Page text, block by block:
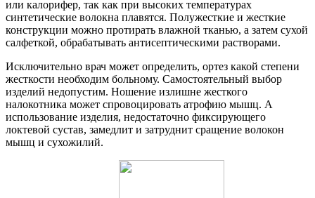
или калорифер, так как при высоких температурах
синтетические волокна плавятся. Полужесткие и жесткие
конструкции можно протирать влажной тканью, а затем сухой
салфеткой, обрабатывать антисептическими растворами.
Исключительно врач может определить, ортез какой степени
жесткости необходим больному. Самостоятельный выбор
изделий недопустим. Ношение излишне жесткого
налокотника может спровоцировать атрофию мышц. А
использование изделия, недостаточно фиксирующего
локтевой сустав, замедлит и затруднит сращение волокон
мышц и сухожилий.